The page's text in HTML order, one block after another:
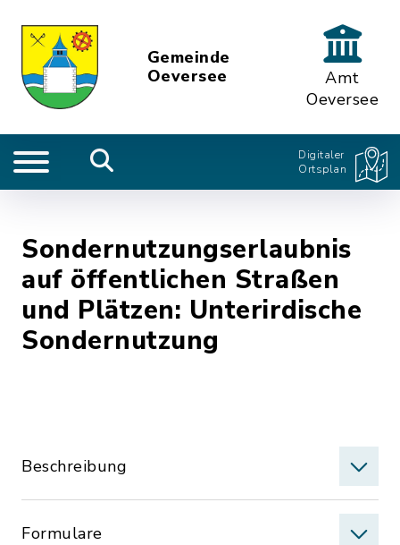
Gemeinde
Oeversee
Amt
Oeversee
Digitaler
Ortsplan
Sondernutzungserlaubnis
auf öffentlichen Straßen
und Plätzen: Unterirdische
Sondernutzung
Beschreibung
Formulare